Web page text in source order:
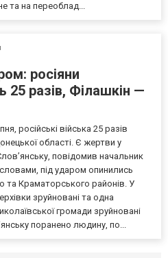
та на переоблад...
росіяни
25 разів, Філашкін —
російські війська 25 разів
області. Є жертви у
повідомив начальник
під ударом опинились
та Краматорського районів. У
зруйновані та одна
громади зруйновані
поранено людину, по...